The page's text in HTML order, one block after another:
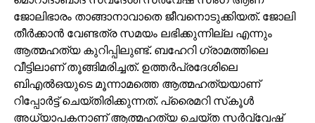
ജോലിഭാരം താങ്ങാനാവാതെ ജീവനൊടുക്കിയത്. ജോലി
തീര്‍ക്കാന്‍ വേണ്ടത്ര സമയം ലഭിക്കുന്നില്ല എന്നും
ആത്മഹത്യ കുറിപ്പിലുണ്ട്. ബഹേറി ഗ്രാമത്തിലെ
വീട്ടിലാണ് തൂങ്ങിമരിച്ചത്. ഉത്തര്‍പ്രദേശിലെ
ബിഎല്‍ഒയുടെ മൂന്നാമത്തെ ആത്മഹത്യയാണ്
റിപ്പോര്‍ട്ട് ചെയ്തിരിക്കുന്നത്. പ്രൈമറി സ്‌കൂള്‍
അധ്യാപകനാണ് ആത്മഹത്യ ചെയ്ത സര്‍വ്വേഷ്